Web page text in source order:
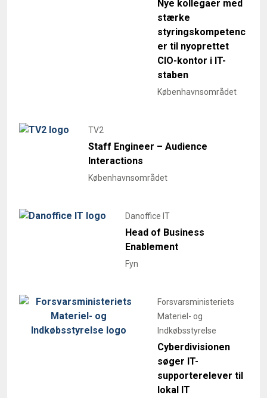
Nye kollegaer med
stærke
styringskompetenc
er til nyoprettet
CIO-kontor i IT-
staben
Københavnsområdet
TV2
Staff Engineer – Audience
Interactions
Københavnsområdet
Danoffice IT
Head of Business
Enablement
Fyn
Forsvarsministeriets
Materiel- og
Indkøbsstyrelse
Cyberdivisionen
søger IT-
supporterelever til
lokal IT